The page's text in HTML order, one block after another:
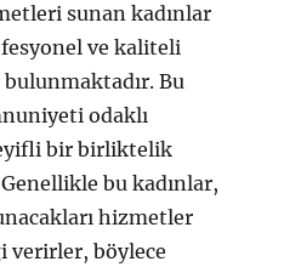
sunan kadınlar
ve kaliteli
Bu
odaklı
bir birliktelik
bu kadınlar,
hizmetler
verirler, böylece